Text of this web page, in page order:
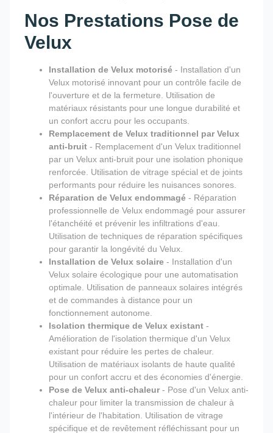
Nos Prestations Pose de
Velux
Installation de Velux motorisé - Installation d'un
Velux motorisé innovant pour un contrôle facile de
l'ouverture et de la fermeture. Utilisation de
matériaux résistants pour une longue durabilité et
un confort accru pour les occupants.
Remplacement de Velux traditionnel par Velux
anti-bruit - Remplacement d'un Velux traditionnel
par un Velux anti-bruit pour une isolation phonique
renforcée. Utilisation de vitrage spécial et de joints
performants pour réduire les nuisances sonores.
Réparation de Velux endommagé - Réparation
professionnelle de Velux endommagé pour assurer
l'étanchéité et prévenir les infiltrations d'eau.
Utilisation de techniques de réparation spécifiques
pour garantir la longévité du Velux.
Installation de Velux solaire - Installation d'un
Velux solaire écologique pour une automatisation
optimale. Utilisation de panneaux solaires intégrés
et de commandes à distance pour un
fonctionnement autonome.
Isolation thermique de Velux existant -
Amélioration de l'isolation thermique d'un Velux
existant pour réduire les pertes de chaleur.
Utilisation de matériaux isolants de haute qualité
pour un confort accru et des économies d'énergie.
Pose de Velux anti-chaleur- Pose d'un Velux anti-
chaleur pour limiter la transmission de chaleur à
l'intérieur de l'habitation. Utilisation de vitrage
spécifique et de revêtement réfléchissant pour un